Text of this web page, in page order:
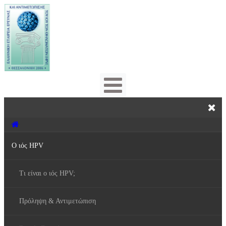
Ο ιός HPV
Τι είναι ο ιός HPV;
Πρόληψη & Αντιμετώπιση